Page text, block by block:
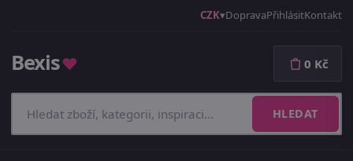
CZK DopravaPřihlásitKontakt
Bexis♥
HLEDAT
0 Kč